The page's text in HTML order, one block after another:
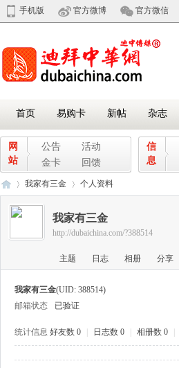
手机版 官方微博 官方微信
首页 易购卡 新帖 杂志
网
站
公告
活动
金卡
回馈
信
息
›
我家有三金 个人资料
我家有三金
http://dubaichina.com/?388514
主题 日志 相册 分享
我家有三金(UID: 388514)
邮箱状态
已验证
统计信息 好友数 0 日志数 0 相册数 0